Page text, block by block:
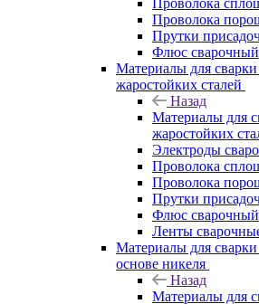
Проволока
Проволока
Прутки
Флюс сварочный
Материалы для
жаростойких сталей
Назад
Материалы для
жаростойких
Электроды
Проволока
Проволока
Прутки
Флюс сварочный
Ленты
Материалы для
основе никеля
Назад
Материалы для